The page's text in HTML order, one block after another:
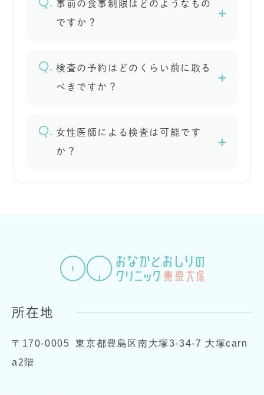
事前の食事制限はどのようなもの
ですか？
検査の予約はどのくらい前に取る
べきですか？
女性医師による検査は可能です
か？
所在地
〒170-0005
東京都豊島区南大塚3-34-7 大塚carn
a2階